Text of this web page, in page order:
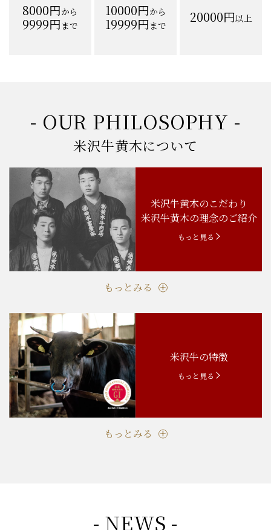
8000円から
9999円まで
10000円から
19999円まで 20000円以上
- OUR PHILOSOPHY -
米沢牛黄木について
米沢牛黄木のこだわり
米沢牛黄木の理念のご紹介
もっと見る
もっとみる
米沢牛の特徴
もっと見る
もっとみる
- NEWS -